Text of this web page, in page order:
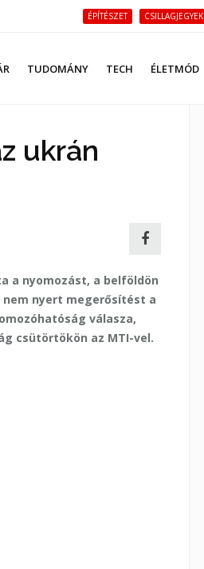
ÉPÍTÉSZET CSILLAGJEGYEK
TUDOMÁNY TECH ÉLETMÓD
ukrán
a nyomozást, a belföldön
nem nyert megerősítést a
válasza,
csütörtökön az MTI-vel.